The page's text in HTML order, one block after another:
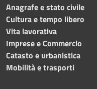
Anagrafe e stato civile
Cultura e tempo libero
Vita lavorativa
Imprese e Commercio
Catasto e urbanistica
Mobilità e trasporti